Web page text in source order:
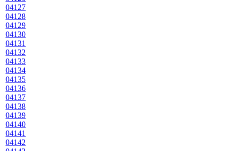
04127
04128
04129
04130
04131
04132
04133
04134
04135
04136
04137
04138
04139
04140
04141
04142